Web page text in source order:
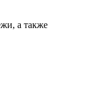
а также